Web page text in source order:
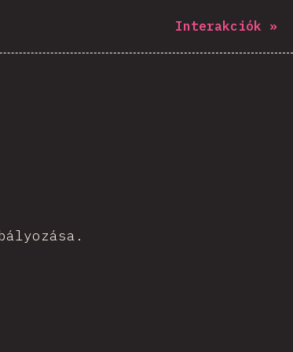
Interakciók »